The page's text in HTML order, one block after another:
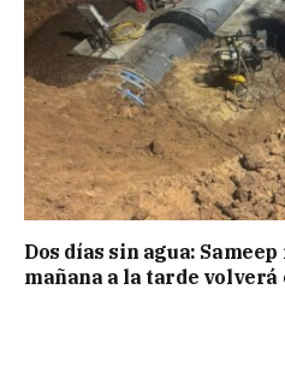
Dos días sin agua:
mañana a la tarde volverá